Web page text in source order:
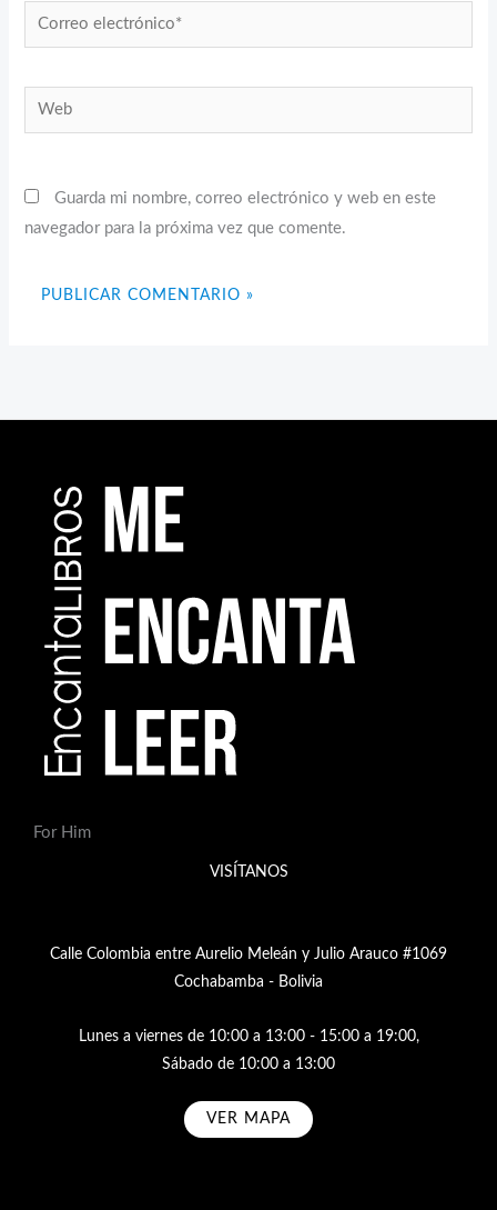
Correo
electrónico*
Web
Guarda mi nombre, correo electrónico y web en este
navegador para la próxima vez que comente.
For Him
VISÍTANOS
Calle Colombia entre Aurelio Meleán y Julio Arauco #1069
Cochabamba - Bolivia
Lunes a viernes de 10:00 a 13:00 - 15:00 a 19:00,
Sábado de 10:00 a 13:00
VER MAPA